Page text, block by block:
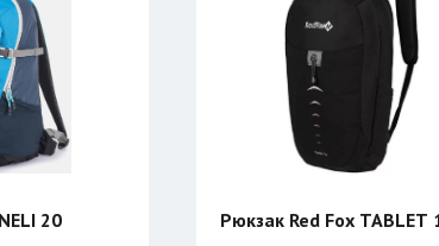
20 Рюкзак Red Fox TABLET